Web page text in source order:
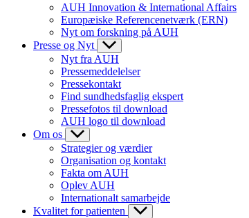
AUH Innovation & International Affairs
Europæiske Referencenetværk (ERN)
Nyt om forskning på AUH
Presse og Nyt
Nyt fra AUH
Pressemeddelelser
Pressekontakt
Find sundhedsfaglig ekspert
Pressefotos til download
AUH logo til download
Om os
Strategier og værdier
Organisation og kontakt
Fakta om AUH
Oplev AUH
Internationalt samarbejde
Kvalitet for patienten